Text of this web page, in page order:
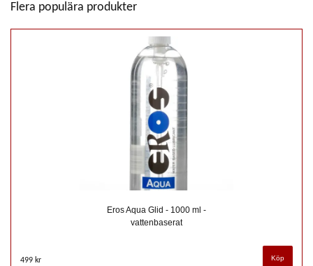
Flera populära produkter
Eros Aqua Glid - 1000 ml -
vattenbaserat
499 kr